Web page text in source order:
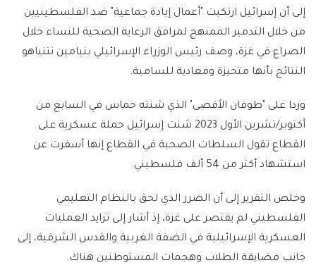
إلى أن إسرائيل ارتكبت "أعمال إبادة جماعية" ضد الفلسطينيين
من خلال التدمير الممنهج لمرافق الرعاية الصحية للنساء خلال
الصراع في غزة، وصف رئيس الوزراء الإسرائيلي بنيامين نتنياهو
النتائج بأنها متحيزة ومعادية للسامية.
وردا على "طوفان الأقصى" الذي شنته حماس في السابع من
أكتوبر/تشرين الأول 2023 شنت إسرائيل حملة عسكرية على
القطاع تقول السلطات الصحية في القطاع إنها أسفرت عن
استشهاد أكثر من 54 ألف فلسطيني.
وخلص التقرير إلى أن الضرر الذي لحق بالنظام التعليمي
الفلسطيني لم يقتصر على غزة، إذ أشار إلى تزايد العمليات
العسكرية الإسرائيلية في الضفة الغربية والقدس الشرقية، إلى
جانب مضايقة الطلاب وهجمات المستوطنين هناك.